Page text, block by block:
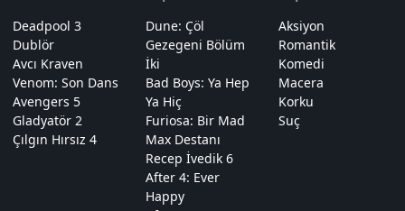
Deadpool 3
Dublör
Avcı Kraven
Venom: Son Dans
Avengers 5
Gladyatör 2
Çılgın Hırsız 4
Dune: Çöl
Gezegeni Bölüm
İki
Bad Boys: Ya Hep
Ya Hiç
Furiosa: Bir Mad
Max Destanı
Recep İvedik 6
After 4: Ever
Happy
Aksiyon
Romantik
Komedi
Macera
Korku
Suç